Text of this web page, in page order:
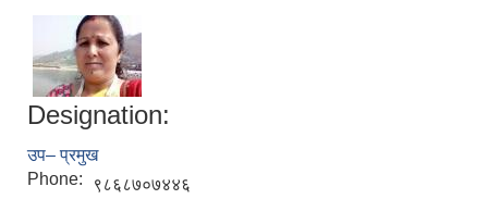
Designation:
उप– प्रमुख
Phone:
९८६८७०७४४६